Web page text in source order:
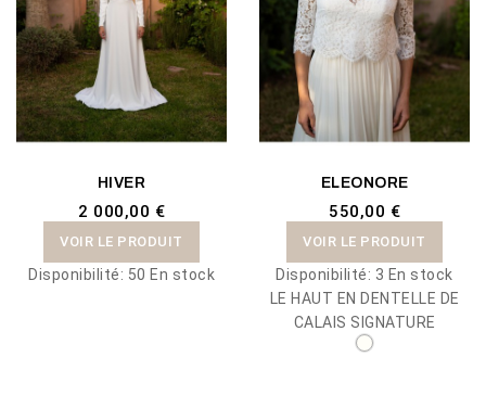
HIVER
2 000,00 €
VOIR LE PRODUIT
Disponibilité: 50 En stock
ELEONORE
550,00 €
VOIR LE PRODUIT
Disponibilité: 3 En stock
LE HAUT EN DENTELLE DE
CALAIS SIGNATURE